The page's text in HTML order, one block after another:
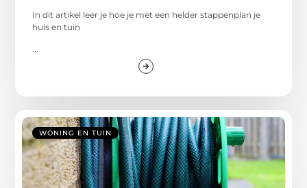
In dit artikel leer je hoe je met een helder stappenplan je
huis en tuin
...
WONING EN TUIN